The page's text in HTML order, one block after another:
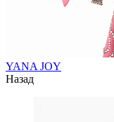
YANA JOY
Назад